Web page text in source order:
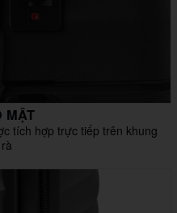
MẬT
tích hợp trực tiếp trên khung